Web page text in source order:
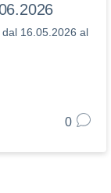
16.05.2026 al
0